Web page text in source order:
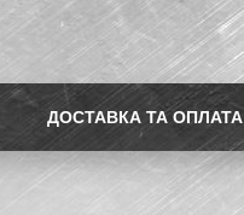
ДОСТАВКА ТА ОПЛАТА